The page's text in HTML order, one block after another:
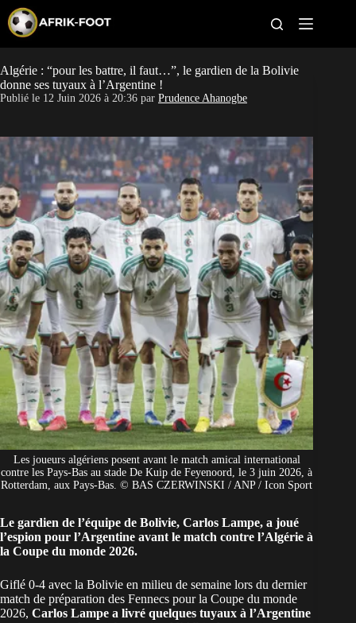
p
o
c
o
t
n
CAN féminine
Pays
Clubs
Classement
Paris sportifs
Algérie : “pour les battre, il faut…”, le gardien de la Bolivie
donne ses tuyaux à l’Argentine !
Publié le 12 Juin 2026 à 20:36 par Prudence Ahanogbe
Les joueurs algériens posent avant le match amical international
contre les Pays-Bas au stade De Kuip de Feyenoord, le 3 juin 2026, à
Rotterdam, aux Pays-Bas. © BAS CZERWINSKI / ANP / Icon Sport
Le gardien de l’équipe de Bolivie, Carlos Lampe, a joué
l’espion pour l’Argentine avant le match contre l’Algérie à
la Coupe du monde 2026.
Giflé 0-4 avec la Bolivie en milieu de semaine lors du dernier
match de préparation des Fennecs pour la Coupe du monde
2026, Carlos Lampe a livré quelques tuyaux à l’Argentine